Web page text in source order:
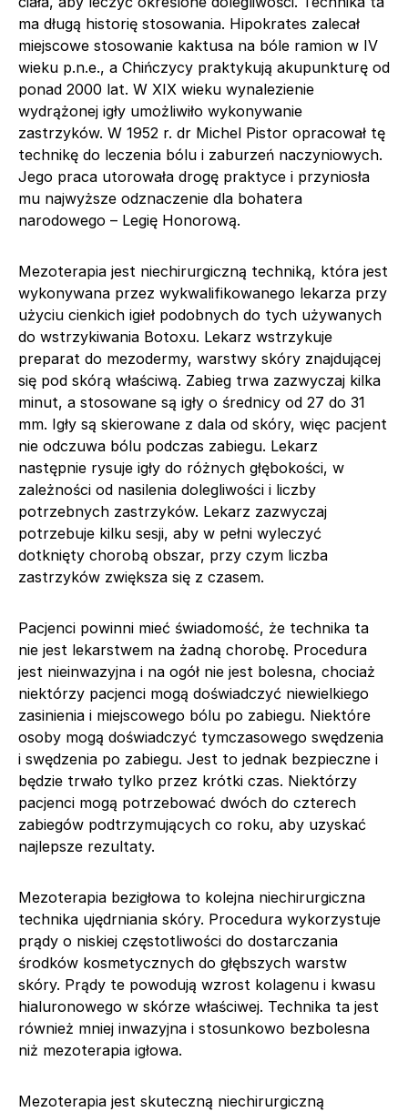
ma długą historię stosowania. Hipokrates zalecał
miejscowe stosowanie kaktusa na bóle ramion w IV
wieku p.n.e., a Chińczycy praktykują akupunkturę od
ponad 2000 lat. W XIX wieku wynalezienie
wydrążonej igły umożliwiło wykonywanie
zastrzyków. W 1952 r. dr Michel Pistor opracował tę
technikę do leczenia bólu i zaburzeń naczyniowych.
Jego praca utorowała drogę praktyce i przyniosła
mu najwyższe odznaczenie dla bohatera
narodowego – Legię Honorową.
Mezoterapia jest niechirurgiczną techniką, która jest
wykonywana przez wykwalifikowanego lekarza przy
użyciu cienkich igieł podobnych do tych używanych
do wstrzykiwania Botoxu. Lekarz wstrzykuje
preparat do mezodermy, warstwy skóry znajdującej
się pod skórą właściwą. Zabieg trwa zazwyczaj kilka
minut, a stosowane są igły o średnicy od 27 do 31
mm. Igły są skierowane z dala od skóry, więc pacjent
nie odczuwa bólu podczas zabiegu. Lekarz
następnie rysuje igły do różnych głębokości, w
zależności od nasilenia dolegliwości i liczby
potrzebnych zastrzyków. Lekarz zazwyczaj
potrzebuje kilku sesji, aby w pełni wyleczyć
dotknięty chorobą obszar, przy czym liczba
zastrzyków zwiększa się z czasem.
Pacjenci powinni mieć świadomość, że technika ta
nie jest lekarstwem na żadną chorobę. Procedura
jest nieinwazyjna i na ogół nie jest bolesna, chociaż
niektórzy pacjenci mogą doświadczyć niewielkiego
zasinienia i miejscowego bólu po zabiegu. Niektóre
osoby mogą doświadczyć tymczasowego swędzenia
i swędzenia po zabiegu. Jest to jednak bezpieczne i
będzie trwało tylko przez krótki czas. Niektórzy
pacjenci mogą potrzebować dwóch do czterech
zabiegów podtrzymujących co roku, aby uzyskać
najlepsze rezultaty.
Mezoterapia bezigłowa to kolejna niechirurgiczna
technika ujędrniania skóry. Procedura wykorzystuje
prądy o niskiej częstotliwości do dostarczania
środków kosmetycznych do głębszych warstw
skóry. Prądy te powodują wzrost kolagenu i kwasu
hialuronowego w skórze właściwej. Technika ta jest
również mniej inwazyjna i stosunkowo bezbolesna
niż mezoterapia igłowa.
Mezoterapia jest skuteczną niechirurgiczną